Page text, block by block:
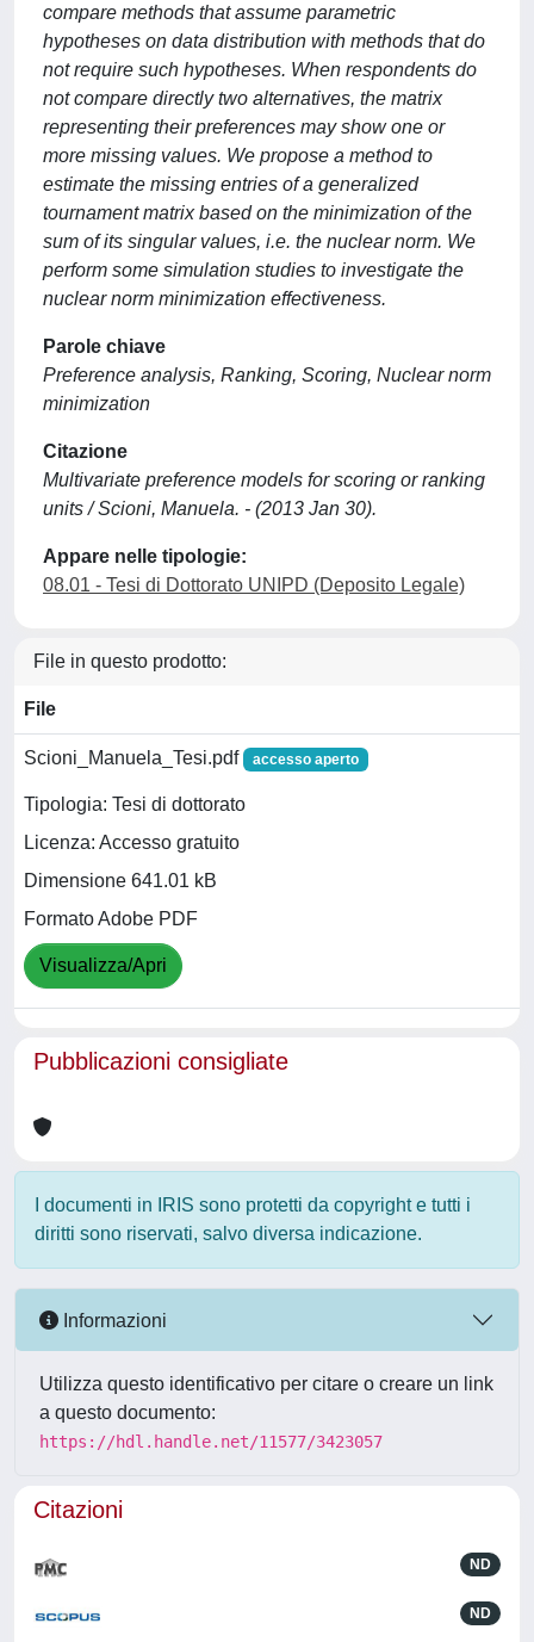
compare methods that assume parametric
hypotheses on data distribution with methods that do
not require such hypotheses. When respondents do
not compare directly two alternatives, the matrix
representing their preferences may show one or
more missing values. We propose a method to
estimate the missing entries of a generalized
tournament matrix based on the minimization of the
sum of its singular values, i.e. the nuclear norm. We
perform some simulation studies to investigate the
nuclear norm minimization effectiveness.
Parole chiave
Preference analysis, Ranking, Scoring, Nuclear norm
minimization
Citazione
Multivariate preference models for scoring or ranking
units / Scioni, Manuela. - (2013 Jan 30).
Appare nelle tipologie:
08.01 - Tesi di Dottorato UNIPD (Deposito Legale)
File in questo prodotto:
File
Scioni_Manuela_Tesi.pdf accesso aperto
Tipologia: Tesi di dottorato
Licenza: Accesso gratuito
Dimensione 641.01 kB
Formato Adobe PDF
Visualizza/Apri
Pubblicazioni consigliate
I documenti in IRIS sono protetti da copyright e tutti i
diritti sono riservati, salvo diversa indicazione.
Informazioni
Utilizza questo identificativo per citare o creare un link
a questo documento:
https://hdl.handle.net/11577/3423057
Citazioni
ND
ND